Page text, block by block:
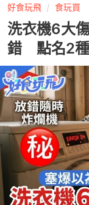
好食玩飛 食玩買
洗衣機6大
錯 點名2種